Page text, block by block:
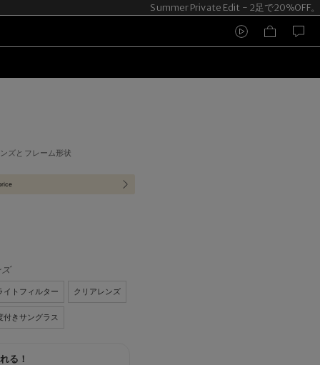
Summer Private Edit - 2足で20%OFF。
ズとフレーム形状
イトフィルター クリアレンズ
付きサングラス
る！